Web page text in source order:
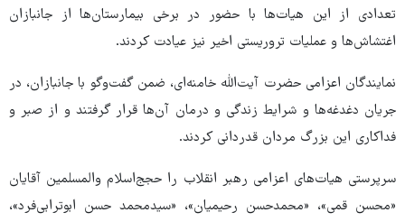
تعدادی از این هیات‌ها با حضور در برخی بیمارستان‌ها از جانبازان
اغتشاش‌ها و عملیات تروریستی اخیر نیز عیادت کردند.
نمایندگان اعزامی حضرت آیت‌الله خامنه‌ای، ضمن گفت‌وگو با جانبازان، در
جریان دغدغه‌ها و شرایط زندگی و درمان آن‌ها قرار گرفتند و از صبر و
فداکاری این بزرگ‌ مردان قدردانی کردند.
سرپرستی هیات‌های اعزامی رهبر انقلاب را حجج‌اسلام والمسلمین آقایان
«محسن قمی»، «محمدحسن رحیمیان»، «سیدمحمد حسن ابوترابی‌فرد»،